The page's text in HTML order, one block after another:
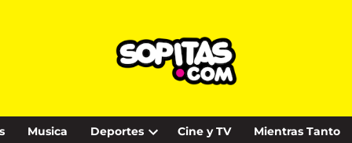
Musica Deportes Cine y TV Mientras Tanto